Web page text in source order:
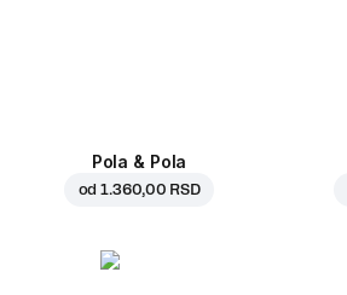
Pola & Pola
od1.360,00 RSD